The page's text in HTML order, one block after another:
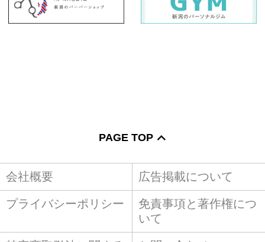
PAGE TOP
会社概要 広告掲載について
プライバシーポリシー
免責事項と著作権につ
いて